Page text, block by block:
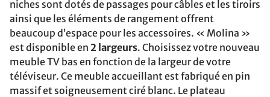
niches sont dotés de passages pour câbles et les tiroirs
ainsi que les éléments de rangement offrent
beaucoup d’espace pour les accessoires. « Molina »
est disponible en 2 largeurs. Choisissez votre nouveau
meuble TV bas en fonction de la largeur de votre
téléviseur. Ce meuble accueillant est fabriqué en pin
massif et soigneusement ciré blanc. Le plateau